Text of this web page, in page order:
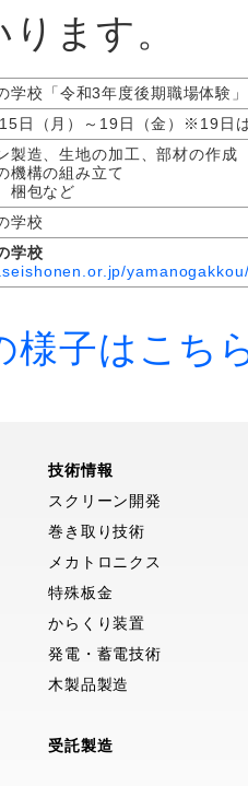
ます。
学校「令和3年度後期職場体験」
日（月）～19日（金）※19日
製造、生地の加工、部材の作成
機構の組み立て
梱包など
学校
学校
様子はこち
技術情報
スクリーン開発
巻き取り技術
メカトロニクス
特殊板金
からくり装置
発電・蓄電技術
木製品製造
受託製造